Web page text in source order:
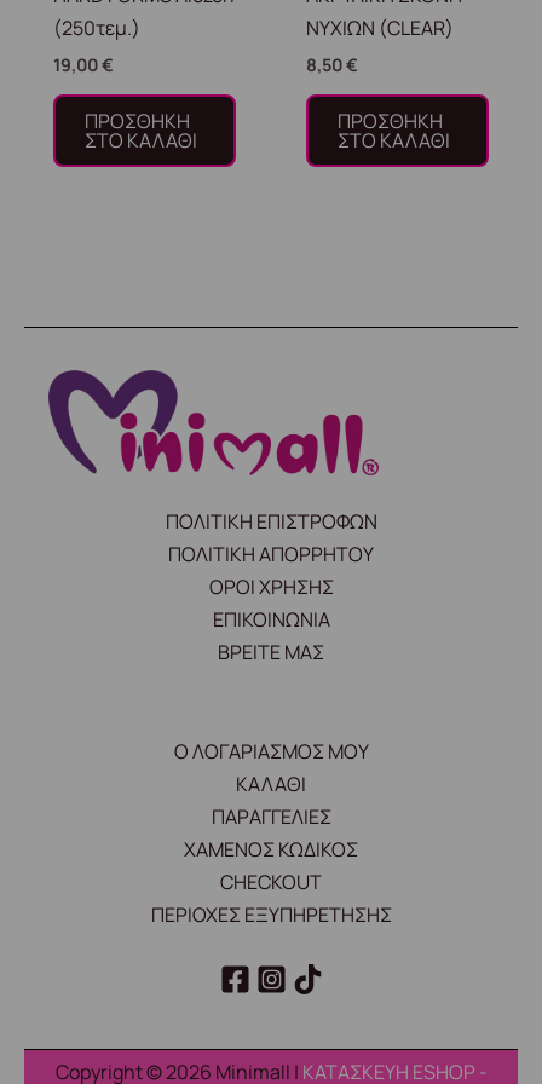
(250τεμ.)
19,00€
ΠΡΟΣΘΉΚΗ
ΣΤΟ ΚΑΛΆΘΙ
ΝΥΧΙΩΝ (CLEAR)
8,50€
ΠΡΟΣΘΉΚΗ
ΣΤΟ ΚΑΛΆΘΙ
ΠΟΛΙΤΙΚΗ ΕΠΙΣΤΡΟΦΩΝ
ΠΟΛΙΤΙΚΗ ΑΠΟΡΡΗΤΟΥ
ΟΡΟΙ ΧΡΗΣΗΣ
ΕΠΙΚΟΙΝΩΝΙΑ
ΒΡΕΙΤΕ ΜΑΣ
Ο ΛΟΓΑΡΙΑΣΜΟΣ ΜΟΥ
ΚΑΛΑΘΙ
ΠΑΡΑΓΓΕΛΙΕΣ
ΧΑΜΕΝΟΣ ΚΩΔΙΚΟΣ
CHECKOUT
ΠΕΡΙΟΧΕΣ ΕΞΥΠΗΡΕΤΗΣΗΣ
Copyright © 2026 Minimall | ΚΑΤΑΣΚΕΥΗ ESHOP -